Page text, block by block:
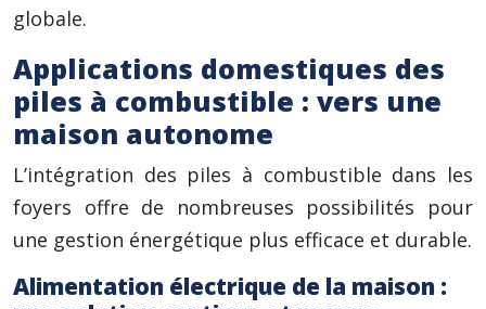
globale.
Applications domestiques des
piles à combustible : vers une
maison autonome
L’intégration des piles à combustible dans les
foyers offre de nombreuses possibilités pour
une gestion énergétique plus efficace et durable.
Alimentation électrique de la maison :